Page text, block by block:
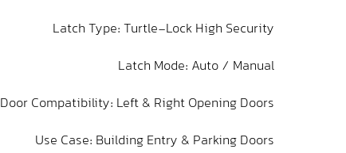
Latch Type: Turtle-Lock High Security
Latch Mode: Auto / Manual
Door Compatibility: Left & Right Opening Doors
Use Case: Building Entry & Parking Doors